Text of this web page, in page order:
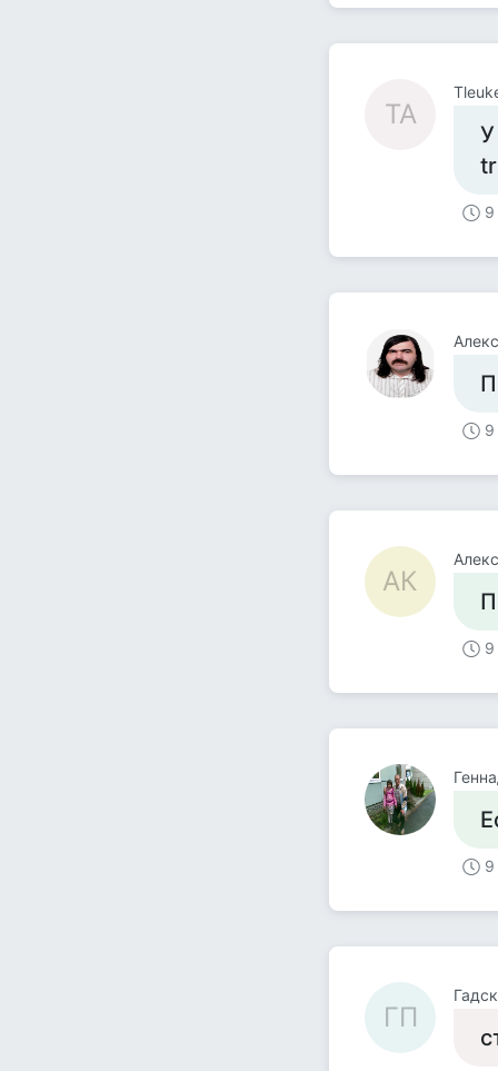
TA
9
9
АК
9
9
ГП